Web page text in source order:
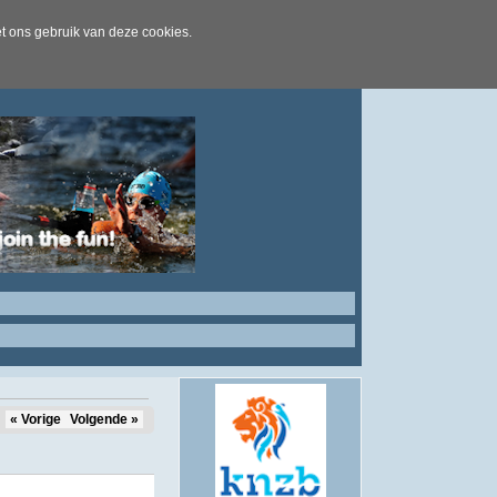
ons gebruik van deze cookies.
« Vorige Volgende »